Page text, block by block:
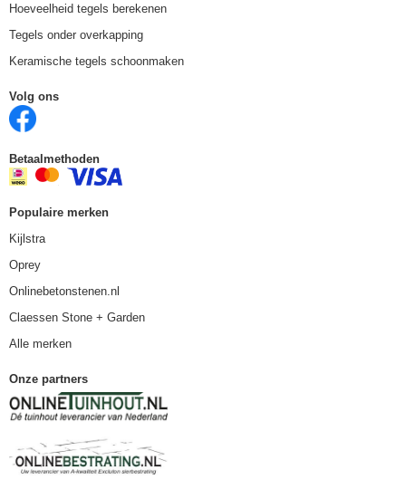
Hoeveelheid tegels berekenen
Tegels onder overkapping
Keramische tegels schoonmaken
Volg ons
Betaalmethoden
Populaire merken
Kijlstra
Oprey
Onlinebetonstenen.nl
Claessen Stone + Garden
Alle merken
Onze partners